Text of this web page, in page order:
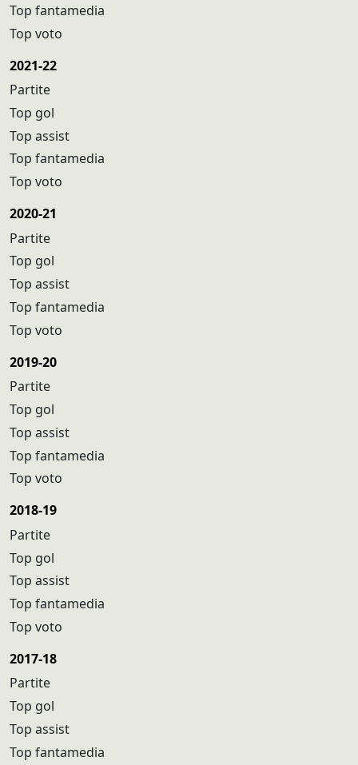
Top fantamedia
Top voto
2021-22
Partite
Top gol
Top assist
Top fantamedia
Top voto
2020-21
Partite
Top gol
Top assist
Top fantamedia
Top voto
2019-20
Partite
Top gol
Top assist
Top fantamedia
Top voto
2018-19
Partite
Top gol
Top assist
Top fantamedia
Top voto
2017-18
Partite
Top gol
Top assist
Top fantamedia